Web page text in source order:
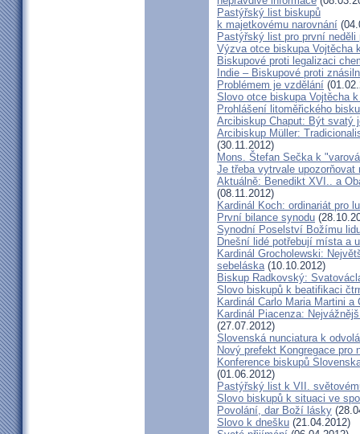
Pastýřský list biskupů
k majetkovému narovnání
Pastýřský list pro první neděli
Výzva otce biskupa Vojtěcha
Biskupové proti legalizaci
Indie – Biskupové proti
Problémem je vzdělání
Slovo otce biskupa Vojtěcha
Prohlášení litoměřického
Arcibiskup Chaput: Být svatý
Arcibiskup Müller:
(30.11.2012)
Mons. Štefan Sečka k
Je třeba vytrvale
Aktuálně: Benedikt XVI.. a
(08.11.2012)
Kardinál Koch: ordinariát pro
První bilance synodu
Synodní Poselství Božímu
Dnešní lidé potřebují místa a
Kardinál Grocholewski:
sebeláska(10.10.2012)
Biskup Radkovský:
Slovo biskupů k beatifikaci
Kardinál Carlo Maria Martini
Kardinál Piacenza:
(27.07.2012)
Slovenská nunciatura k
Nový prefekt Kongregace pro
Konference biskupů
(01.06.2012)
Pastýřský list k VII.
Slovo biskupů k situaci ve
Povolání, dar Boží lásky
Slovo k dnešku (21.04.2012)